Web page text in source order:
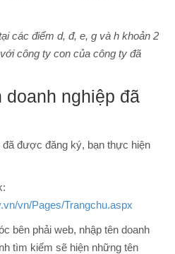
các điểm d, đ, e, g và h khoản 2
công ty con của công ty đã
nghiệp đã
được đăng ký, bạn thực hiện
vn/Pages/Trangchu.aspx
bên phải web, nhập tên doanh
tìm kiếm sẽ hiện những tên